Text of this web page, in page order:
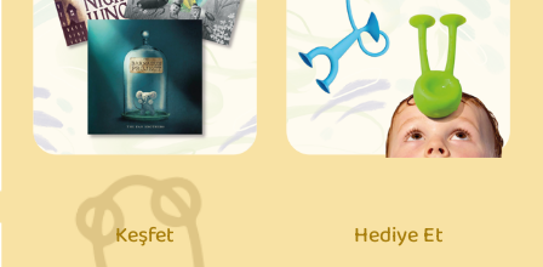
Keşfet Hediye Et